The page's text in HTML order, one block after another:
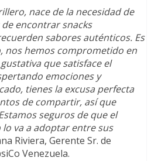
nace de la necesidad de
encontrar snacks
sabores auténticos. Es
nos hemos comprometido en
que satisface el
emociones y
tienes la excusa perfecta
de compartir, así que
seguros de que el
va a adoptar entre sus
Riviera, Gerente Sr. de
Venezuela.